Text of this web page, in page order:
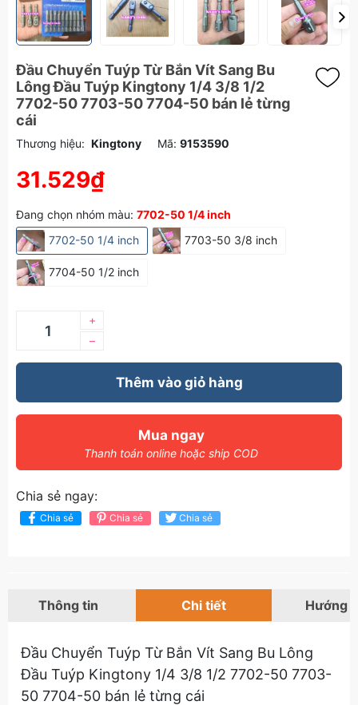
Đầu Chuyển Tuýp Từ Bắn Vít Sang Bu
Lông Đầu Tuýp Kingtony 1/4 3/8 1/2
7702-50 7703-50 7704-50 bán lẻ từng
cái
Thương hiệu: Kingtony Mã: 9153590
31.529₫
Đang chọn nhóm màu: 7702-50 1/4 inch
7702-50 1/4 inch
7703-50 3/8 inch
7704-50 1/2 inch
–
+
Thêm vào giỏ hàng
Mua ngay
Thanh toán online hoặc ship COD
Chia sẻ ngay:
Chia sẻ Chia sẻ Chia sẻ
Thông tin Chi tiết Hướng
Đầu Chuyển Tuýp Từ Bắn Vít Sang Bu Lông
Đầu Tuýp Kingtony 1/4 3/8 1/2 7702-50 7703-
50 7704-50 bán lẻ từng cái